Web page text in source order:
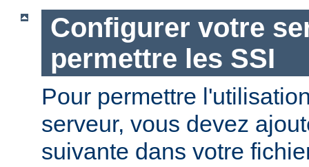
Configurer votre
permettre les SSI
Pour permettre
serveur, vous devez
suivante dans votre